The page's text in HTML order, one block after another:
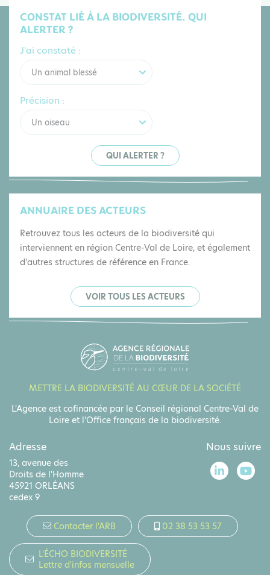
CONSTAT LIÉ À LA BIODIVERSITÉ. QUI
ALERTER ?
J'ai constaté :
Un animal blessé
Précision :
Un oiseau
QUI ALERTER ?
ANNUAIRE DES ACTEURS
Retrouvez tous les acteurs de la biodiversité qui
interviennent en région Centre-Val de Loire, et également
d'autres structures de référence en France.
VOIR TOUS LES ACTEURS
Adresse
13, avenue des
Droits de l'Homme
45921 ORLÉANS
cedex 9
Nous suivre
METTRE LA BIODIVERSITÉ AU CŒUR DE LA SOCIÉTÉ
L'Agence est cofinancée par le Conseil régional Centre-Val de
Loire et l'Office français de la biodiversité.
Contacter l'ARB 02 38 53 53 57
L'ÉCHO BIODIVERSITÉ
Lettre d'infos mensuelle